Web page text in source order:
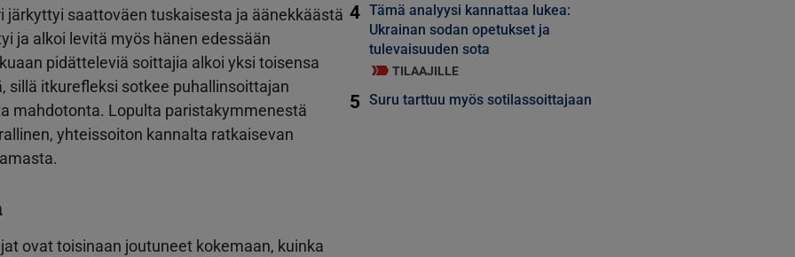
järkyttyi saattoväen tuskaisesta ja äänekkäästä
ja alkoi levitä myös hänen edessään
pidätteleviä soittajia alkoi yksi toisensa
sillä itkurefleksi sotkee puhallinsoittajan
mahdotonta. Lopulta paristakymmenestä
yhteissoiton kannalta ratkaisevan
ovat toisinaan joutuneet kokemaan, kuinka
4 Tämä analyysi kannattaa lukea:
Ukrainan sodan opetukset ja
tulevaisuuden sota
TILAAJILLE
5 Suru tarttuu myös sotilassoittajaan